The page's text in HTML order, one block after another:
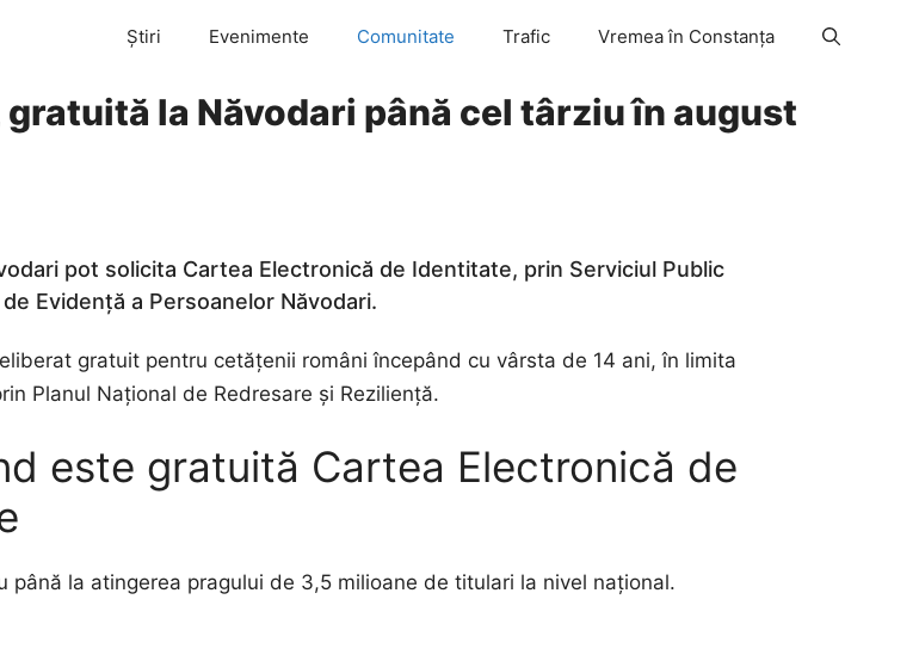
Știri Evenimente Comunitate Trafic Vremea în Constanța
la Năvodari până cel târziu în august
pot solicita Cartea Electronică de Identitate, prin Serviciul Public
Evidență a Persoanelor Năvodari.
gratuit pentru cetățenii români începând cu vârsta de 14 ani, în limita
Planul Național de Redresare și Reziliență.
este gratuită Cartea Electronică de
la atingerea pragului de 3,5 milioane de titulari la nivel național.